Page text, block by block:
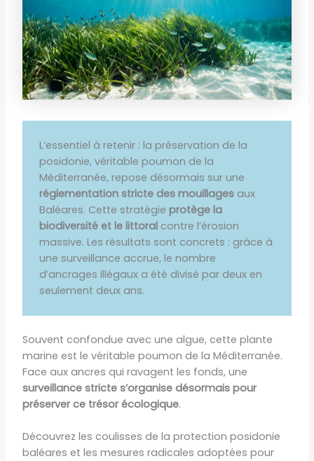
L’essentiel à retenir : la préservation de la
posidonie, véritable poumon de la
Méditerranée, repose désormais sur une
réglementation stricte des mouillagesaux
Baléares. Cette stratégie protège la
biodiversité et le littoralcontre l’érosion
massive. Les résultats sont concrets : grâce à
une surveillance accrue, le nombre
d’ancrages illégaux a été divisé par deux en
seulement deux ans.
Souvent confondue avec une algue, cette plante
marine est le véritable poumon de la Méditerranée.
Face aux ancres qui ravagent les fonds, une
surveillance stricte s’organise désormais pour
préserver ce trésor écologique.
Découvrez les coulisses de la protection posidonie
baléares et les mesures radicales adoptées pour